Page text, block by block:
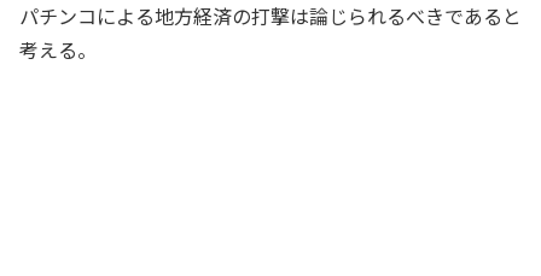
パチンコによる地方経済の打撃は論じられるべきであると
考える。